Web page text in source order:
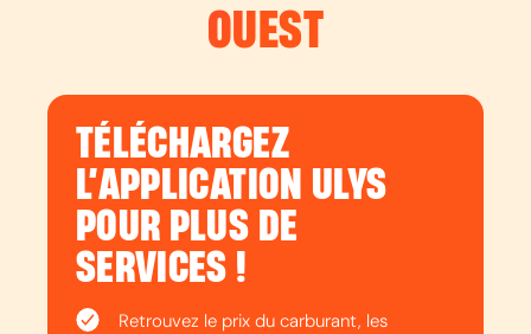
OUEST
TÉLÉCHARGEZ
L’APPLICATION ULYS
POUR PLUS DE
SERVICES !
Retrouvez le prix du carburant, les